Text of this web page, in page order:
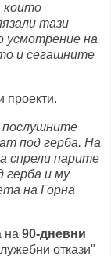
които
тази
усмотрение на
и сегашните
проекти.
послушните
под герба. На
спрели парите
герба и му
на Горна
на 90-дневни
откази"